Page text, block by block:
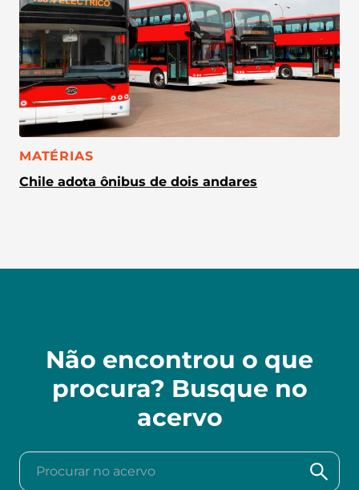
CATEGORIA:
MATÉRIAS
Chile adota ônibus de dois andares
Não encontrou o que
procura? Busque no
acervo
Procurar no acervo